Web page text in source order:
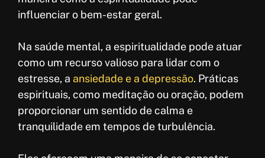
influenciar o bem-estar geral.
Na saúde mental, a espiritualidade pode atuar
como um recurso valioso para lidar com o
estresse, a ansiedade e a depressão. Práticas
espirituais, como meditação ou oração, podem
proporcionar um sentido de calma e
tranquilidade em tempos de turbulência.